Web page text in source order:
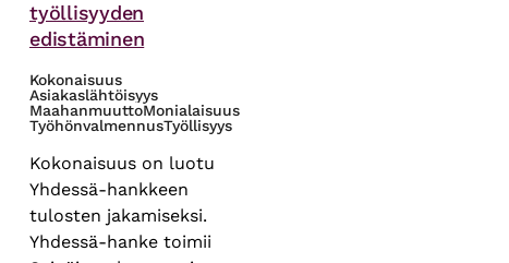
työllisyyden
edistäminen
Kokonaisuus
Asiakaslähtöisyys
MaahanmuuttoMonialaisuus
TyöhönvalmennusTyöllisyys
Kokonaisuus on luotu
Yhdessä-hankkeen
tulosten jakamiseksi.
Yhdessä-hanke toimii